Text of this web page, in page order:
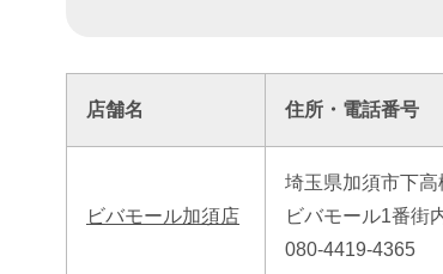
店舗名 住所・電話番号
ビバモール加須店
埼玉県加須市下
ビバモール1番街
080-4419-4365